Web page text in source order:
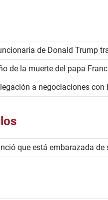
de Donald Trump
de la muerte del papa
a negociaciones con
que está embarazada de